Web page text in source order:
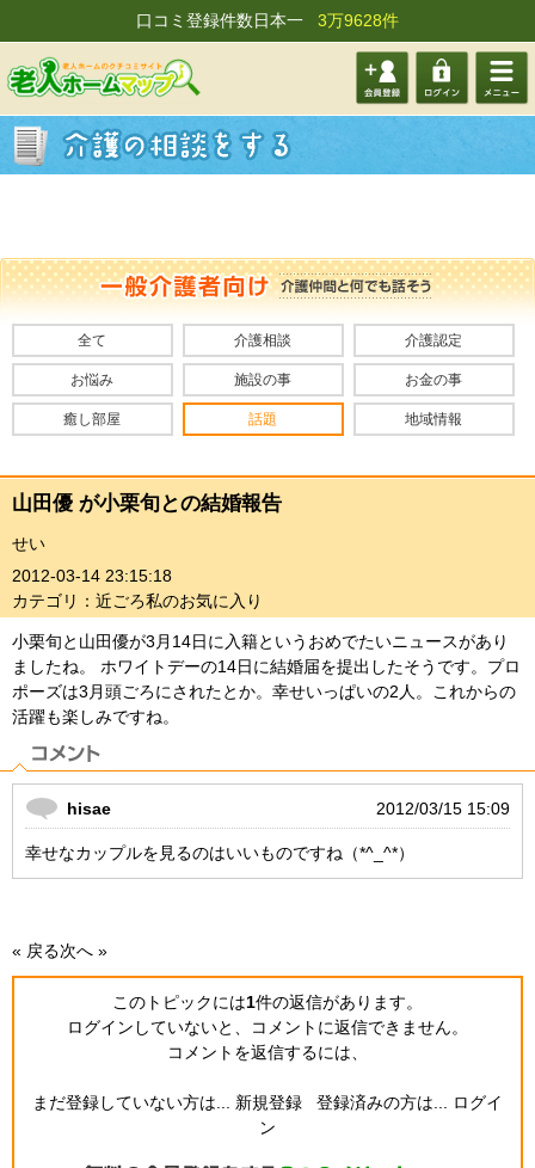
口コミ登録件数日本一 3万9628件
会員登 ログイ メニュ
全て 介護相談 介護認定
お悩み 施設の事 お金の事
癒し部屋 話題 地域情報
山田優 が小栗旬との結婚報告
せい
2012-03-14 23:15:18
カテゴリ：近ごろ私のお気に入り
小栗旬と山田優が3月14日に入籍というおめでたいニュースがあり
ましたね。 ホワイトデーの14日に結婚届を提出したそうです。プロ
ポーズは3月頭ごろにされたとか。幸せいっぱいの2人。これからの
活躍も楽しみですね。
hisae 2012/03/15 15:09
幸せなカップルを見るのはいいものですね（*^_^*）
« 戻る次へ »
このトピックには1件の返信があります。
ログインしていないと、コメントに返信できません。
コメントを返信するには、
まだ登録していない方は... 新規登録 登録済みの方は...
ログイ
ン